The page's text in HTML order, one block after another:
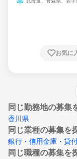
崎県、熊本県、大分県、宮
お気に
同じ勤務地の募集
香川県
同じ業種の募集を
銀行・信用金庫・貸
同じ職種の募集を